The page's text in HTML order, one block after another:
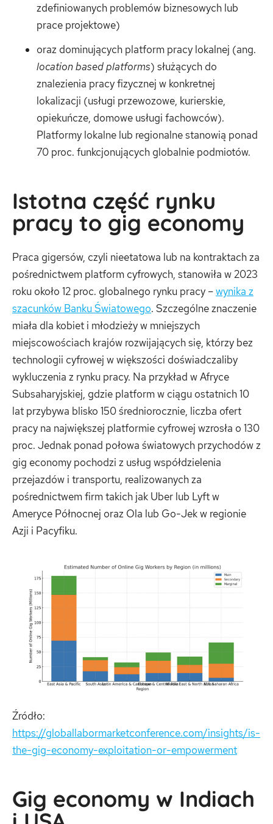
zdefiniowanych problemów biznesowych lub
prace projektowe)
oraz dominujących platform pracy lokalnej (ang.
location based platforms) służących do
znalezienia pracy fizycznej w konkretnej
lokalizacji (usługi przewozowe, kurierskie,
opiekuńcze, domowe usługi fachowców).
Platformy lokalne lub regionalne stanowią ponad
70 proc. funkcjonujących globalnie podmiotów.
Istotna część rynku
pracy to gig economy
Praca gigersów, czyli nieetatowa lub na kontraktach za
pośrednictwem platform cyfrowych, stanowiła w 2023
roku około 12 proc. globalnego rynku pracy –wynika z
szacunków Banku Światowego. Szczególne znaczenie
miała dla kobiet i młodzieży w mniejszych
miejscowościach krajów rozwijających się, którzy bez
technologii cyfrowej w większości doświadczaliby
wykluczenia z rynku pracy. Na przykład w Afryce
Subsaharyjskiej, gdzie platform w ciągu ostatnich 10
lat przybywa blisko 150 średniorocznie, liczba ofert
pracy na największej platformie cyfrowej wzrosła o 130
proc. Jednak ponad połowa światowych przychodów z
gig economy pochodzi z usług współdzielenia
przejazdów i transportu, realizowanych za
pośrednictwem firm takich jak Uber lub Lyft w
Ameryce Północnej oraz Ola lub Go-Jek w regionie
Azji i Pacyfiku.
Źródło:
https://globallabormarketconference.com/insights/is-
the-gig-economy-exploitation-or-empowerment
Gig economy w Indiach